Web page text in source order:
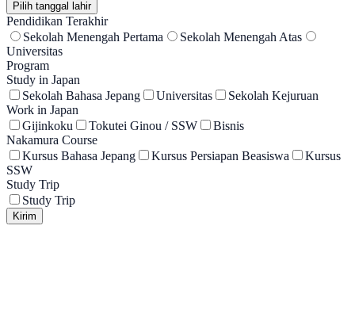
Pilih tanggal lahir
Pendidikan Terakhir
Sekolah Menengah Pertama
Sekolah Menengah Atas
Universitas
Program
Study in Japan
Sekolah Bahasa Jepang
Universitas
Sekolah Kejuruan
Work in Japan
Gijinkoku
Tokutei Ginou / SSW
Bisnis
Nakamura Course
Kursus Bahasa Jepang
Kursus Persiapan Beasiswa
Kursus
SSW
Study Trip
Study Trip
Kirim